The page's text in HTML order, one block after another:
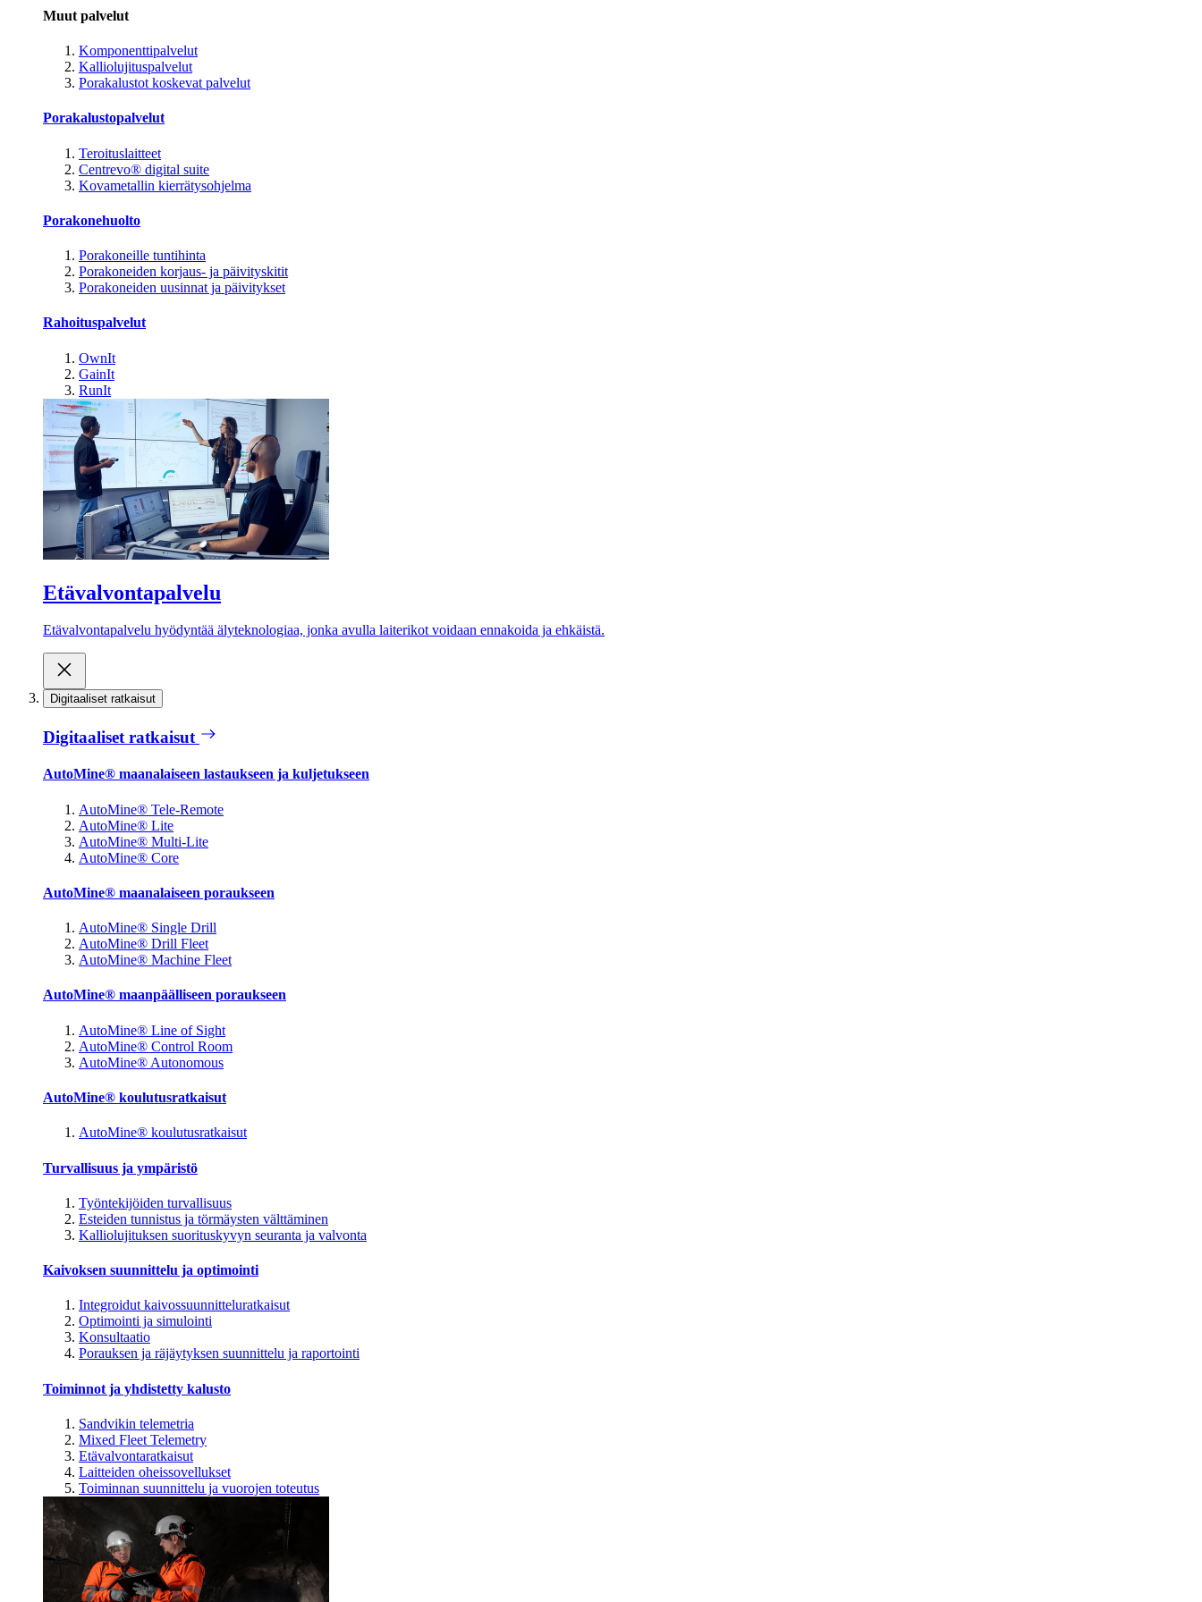
Muut palvelut
Komponenttipalvelut
Kalliolujituspalvelut
Porakalustot koskevat palvelut
Porakalustopalvelut
Teroituslaitteet
Centrevo® digital suite
Kovametallin kierrätysohjelma
Porakonehuolto
Porakoneille tuntihinta
Porakoneiden korjaus- ja päivityskitit
Porakoneiden uusinnat ja päivitykset
Rahoituspalvelut
OwnIt
GainIt
RunIt
Etävalvontapalvelu
Etävalvontapalvelu hyödyntää älyteknologiaa, jonka avulla laiterikot voidaan ennakoida ja ehkäistä.
Digitaaliset ratkaisut
Digitaaliset ratkaisut
AutoMine® maanalaiseen lastaukseen ja kuljetukseen
AutoMine® Tele-Remote
AutoMine® Lite
AutoMine® Multi-Lite
AutoMine® Core
AutoMine® maanalaiseen poraukseen
AutoMine® Single Drill
AutoMine® Drill Fleet
AutoMine® Machine Fleet
AutoMine® maanpäälliseen poraukseen
AutoMine® Line of Sight
AutoMine® Control Room
AutoMine® Autonomous
AutoMine® koulutusratkaisut
AutoMine® koulutusratkaisut
Turvallisuus ja ympäristö
Työntekijöiden turvallisuus
Esteiden tunnistus ja törmäysten välttäminen
Kalliolujituksen suorituskyvyn seuranta ja valvonta
Kaivoksen suunnittelu ja optimointi
Integroidut kaivossuunnitteluratkaisut
Optimointi ja simulointi
Konsultaatio
Porauksen ja räjäytyksen suunnittelu ja raportointi
Toiminnot ja yhdistetty kalusto
Sandvikin telemetria
Mixed Fleet Telemetry
Etävalvontaratkaisut
Laitteiden oheissovellukset
Toiminnan suunnittelu ja vuorojen toteutus